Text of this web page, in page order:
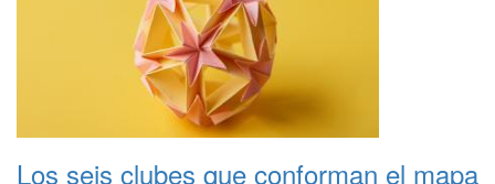
Los seis clubes que conforman el mapa